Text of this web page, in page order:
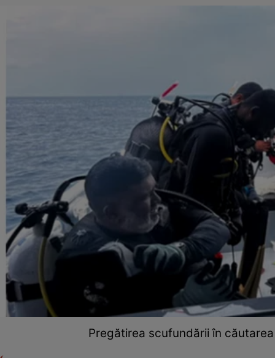
Pregătirea scufundării în